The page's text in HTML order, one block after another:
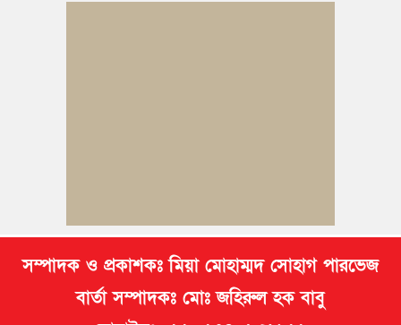
সম্পাদক ও প্রকাশকঃ মিয়া মোহাম্মদ সোহাগ পারভেজ
বার্তা সম্পাদকঃ মোঃ জহিরুল হক বাবু